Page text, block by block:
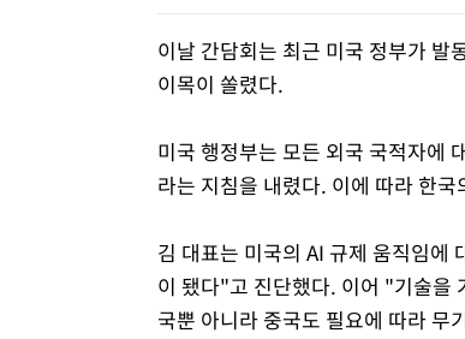
이날 간담회는 최근 미국 정부가 발
이목이 쏠렸다.
미국 행정부는 모든 외국 국적자에
라는 지침을 내렸다. 이에 따라 한
김 대표는 미국의 AI 규제 움직임에
이 됐다"고 진단했다. 이어 "기술을
국뿐 아니라 중국도 필요에 따라 무